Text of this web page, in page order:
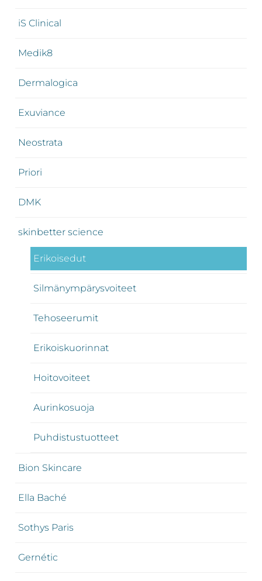
iS Clinical
Medik8
Dermalogica
Exuviance
Neostrata
Priori
DMK
skinbetter science
Erikoisedut
Silmänympärysvoiteet
Tehoseerumit
Erikoiskuorinnat
Hoitovoiteet
Aurinkosuoja
Puhdistustuotteet
Bion Skincare
Ella Baché
Sothys Paris
Gernétic